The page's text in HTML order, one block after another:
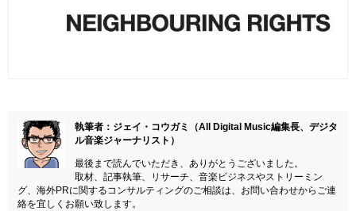
執筆者：ジェイ・コウガミ（All Digital Music編集長、デジタ
ル音楽ジャーナリスト）
最後まで読んでいただき、ありがとうございました。
取材、記事執筆、リサーチ、音楽ビジネスやストリーミン
グ、海外PRに関するコンサルティングのご相談は、お問い合わせからご連
絡を宜しくお願い致します。